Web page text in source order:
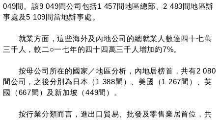
049間。該9 049間公司包括1 457間地區總部、2 483間地區辦
事處及5 109間當地辦事處。
就業方面，這些海外及內地公司的總就業人數達四十七萬
三千人，較二○一七年的四十四萬三千人增加約7%。
按母公司所在的國家／地區分析，內地居榜首，共有2 080
間公司，之後分別為日本（1 388間）、美國（1 267間）、英
國（667間）及新加坡（449間）。
按行業分類而言，進出口貿易、批發及零售業居首位，共